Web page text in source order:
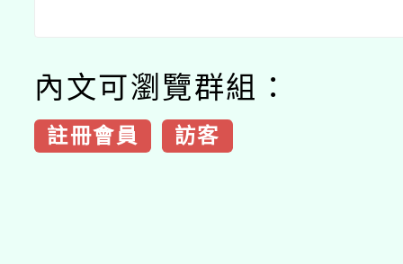
內文可瀏覽群組：
註冊會員 訪客